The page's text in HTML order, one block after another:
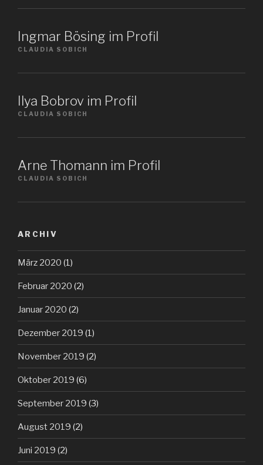
Ingmar Bösing im Profil
CLAUDIA SOBICH
Ilya Bobrov im Profil
CLAUDIA SOBICH
Arne Thomann im Profil
CLAUDIA SOBICH
ARCHIV
März 2020 (1)
Februar 2020 (2)
Januar 2020 (2)
Dezember 2019 (1)
November 2019 (2)
Oktober 2019 (6)
September 2019 (3)
August 2019 (2)
Juni 2019 (2)